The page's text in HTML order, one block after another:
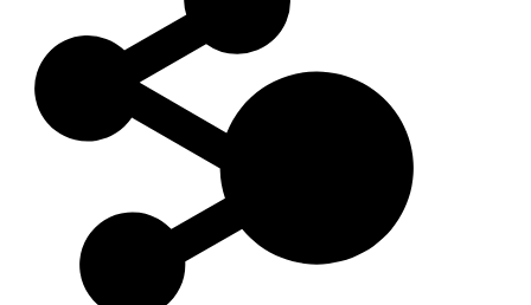
Bij het citeren in annotatie en verantwoording dient het
archief tenminste eenmaal volledig en zonder afkortingen te
worden vermeld. Daarna kan worden volstaan met verkorte
aanhaling.
VOLLEDIG:
Regionaal Archief Zuid-Utrecht, Wijk bij Duurstede. Toegang
678 Nederlandse Gereformeerde Kerk Vrijgemaakt
Driebergen-Rijsenburg 1946-2023
NL-WbdRAZU. 678
Categorie:
Religie en Levensbeschouwing